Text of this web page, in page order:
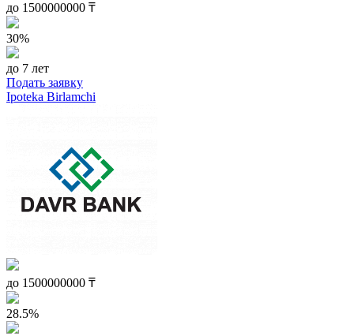
до 1500000000 ₸
30%
до 7 лет
Подать заявку
Ipoteka Birlamchi
до 1500000000 ₸
28.5%